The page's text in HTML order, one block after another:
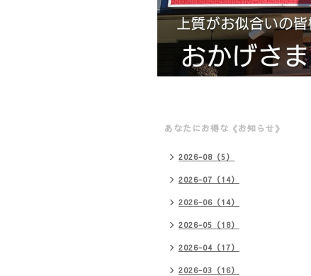
あなたにお得な《お知らせ》
2026-08（5）
2026-07（14）
2026-06（14）
2026-05（18）
2026-04（17）
2026-03（16）